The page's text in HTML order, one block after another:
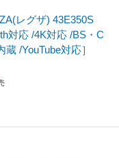
レグザ) 43E350S
対応 /4K対応 /BS・C
/YouTube対応］